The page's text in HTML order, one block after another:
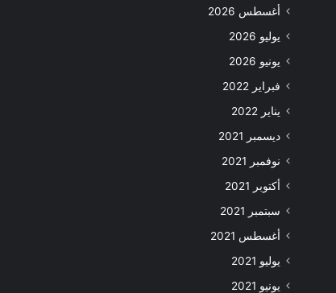
أغسطس 2026
يوليو 2026
يونيو 2026
فبراير 2022
يناير 2022
ديسمبر 2021
نوفمبر 2021
أكتوبر 2021
سبتمبر 2021
أغسطس 2021
يوليو 2021
يونيو 2021